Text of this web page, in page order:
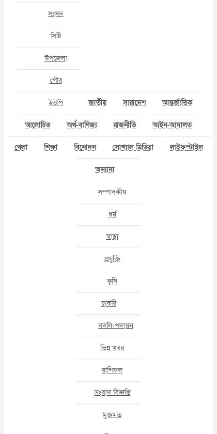
সংসদ
সিটি
উপজেলা
পৌর
ইউপি জাতীয় সারাদেশ আন্তর্জাতিক
আলোচিত অর্থ-বাণিজ্য রাজনীতি আইন-আদালত
খেলা শিক্ষা বিনোদন সোশ্যাল মিডিয়া লাইফস্টাইল
অন্যান্য
সম্পাদকীয়
ধর্ম
স্বাস্থ্য
প্রযুক্তি
কৃষি
চাকরি
বদলি-পদায়ন
ভিন্ন খবর
রাশিফল
সংবাদ বিজ্ঞপ্তি
মুক্তমত